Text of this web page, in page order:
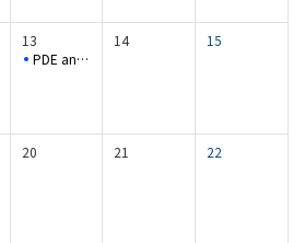
13
PDE and Applied Analysis Seminar
14 15
20 21 22